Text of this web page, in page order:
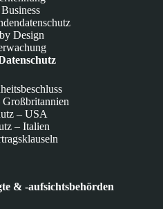
Design
Großbritannien
– USA
– Italien
& -aufsichtsbehörden